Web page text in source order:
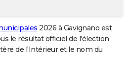
2026 à Gavignano est
le résultat officiel de l'élection
de l'Intérieur et le nom du